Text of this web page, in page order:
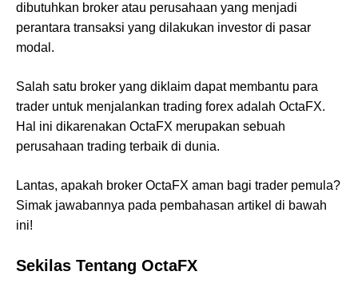
dibutuhkan broker atau perusahaan yang menjadi
perantara transaksi yang dilakukan investor di pasar
modal.
Salah satu broker yang diklaim dapat membantu para
trader untuk menjalankan trading forex adalah OctaFX.
Hal ini dikarenakan OctaFX merupakan sebuah
perusahaan trading terbaik di dunia.
Lantas, apakah broker OctaFX aman bagi trader pemula?
Simak jawabannya pada pembahasan artikel di bawah
ini!
Sekilas Tentang OctaFX